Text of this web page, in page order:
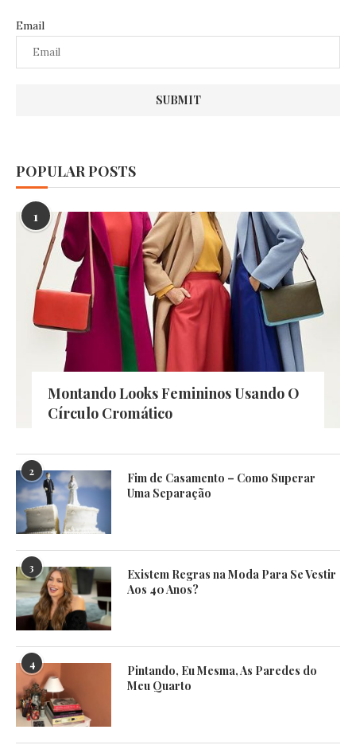
Email
POPULAR POSTS
1
Montando Looks Femininos Usando O
Círculo Cromático
2
Fim de Casamento – Como Superar
Uma Separação
3
Existem Regras na Moda Para Se Vestir
Aos 40 Anos?
4
Pintando, Eu Mesma, As Paredes do
Meu Quarto